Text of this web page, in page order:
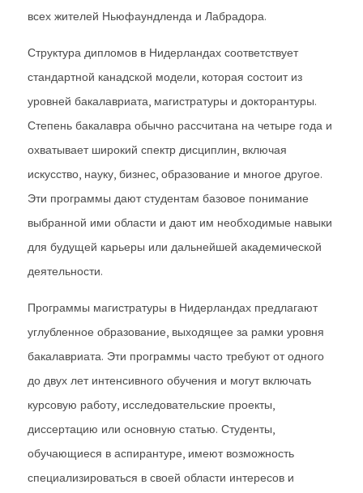
всех жителей Ньюфаундленда и Лабрадора.
Структура дипломов в Нидерландах соответствует
стандартной канадской модели, которая состоит из
уровней бакалавриата, магистратуры и докторантуры.
Степень бакалавра обычно рассчитана на четыре года и
охватывает широкий спектр дисциплин, включая
искусство, науку, бизнес, образование и многое другое.
Эти программы дают студентам базовое понимание
выбранной ими области и дают им необходимые навыки
для будущей карьеры или дальнейшей академической
деятельности.
Программы магистратуры в Нидерландах предлагают
углубленное образование, выходящее за рамки уровня
бакалавриата. Эти программы часто требуют от одного
до двух лет интенсивного обучения и могут включать
курсовую работу, исследовательские проекты,
диссертацию или основную статью. Студенты,
обучающиеся в аспирантуре, имеют возможность
специализироваться в своей области интересов и